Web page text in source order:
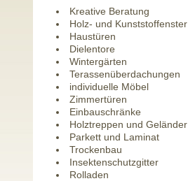
Kreative Beratung
Holz- und Kunststoffenster
Haustüren
Dielentore
Wintergärten
Terassenüberdachungen
individuelle Möbel
Zimmertüren
Einbauschränke
Holztreppen und Geländer
Parkett und Laminat
Trockenbau
Insektenschutzgitter
Rolladen